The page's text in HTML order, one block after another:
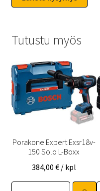
Tutustu myös
Porakone Expert Exsr18v-
150 Solo L-Boxx
384,00 € / kpl